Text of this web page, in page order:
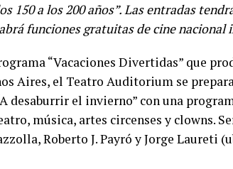
150 a los 200 años”. Las entradas
funciones gratuitas de cine nacional
“Vacaciones Divertidas” que
Aires, el Teatro Auditorium se
desaburrir el invierno” con una
música, artes circenses y clowns.
Roberto J. Payró y Jorge Laureti